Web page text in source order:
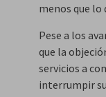
menos que lo
Pese a los
que la
servicios a
interrumpir